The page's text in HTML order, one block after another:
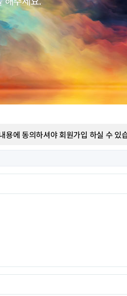
에 동의하셔야 회원가입 하실 수 있